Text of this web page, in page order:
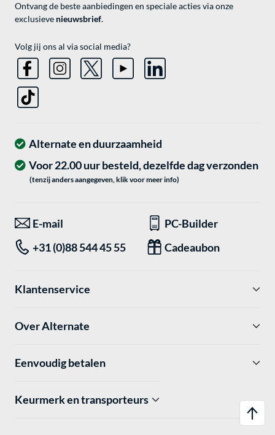
Ontvang de beste aanbiedingen en speciale acties via onze
exclusieve nieuwsbrief.
Volg jij ons al via social media?
Alternate en duurzaamheid
Voor 22.00 uur besteld, dezelfde dag verzonden
(tenzij anders aangegeven, klik voor meer info)
E-mail
PC-Builder
+31 (0)88 544 45 55
Cadeaubon
Klantenservice
Over Alternate
Eenvoudig betalen
Keurmerk en transporteurs